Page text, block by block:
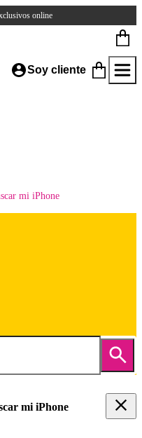
online
Soy cliente
mi iPhone
mi iPhone